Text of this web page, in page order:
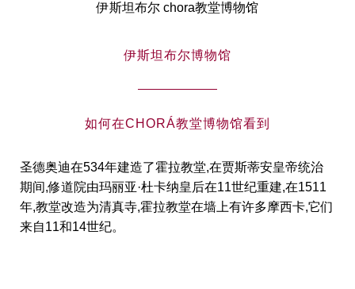
伊斯坦布尔 chora教堂博物馆
伊斯坦布尔博物馆
如何在CHORÁ教堂博物馆看到
圣德奥迪在534年建造了霍拉教堂,在贾斯蒂安皇帝统治
期间,修道院由玛丽亚·杜卡纳皇后在11世纪重建,在1511
年,教堂改造为清真寺,霍拉教堂在墙上有许多摩西卡,它们
来自11和14世纪。